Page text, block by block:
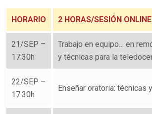
HORARIO 2 HORAS/SESIÓN ONLINE
21/SEP –
17:30h
Trabajo en equipo… en
y técnicas para la
22/SEP –
17:30h
Enseñar oratoria: técnicas